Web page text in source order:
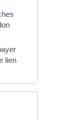
lien